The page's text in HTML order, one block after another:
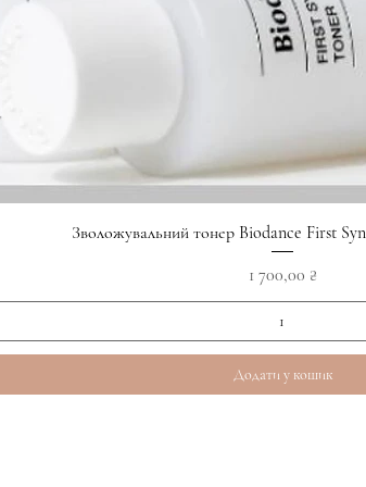
Швидкий перегляд
Зволожувальний тонер Biodance First
Ціна
1 700,00 ₴
Додати у кошик